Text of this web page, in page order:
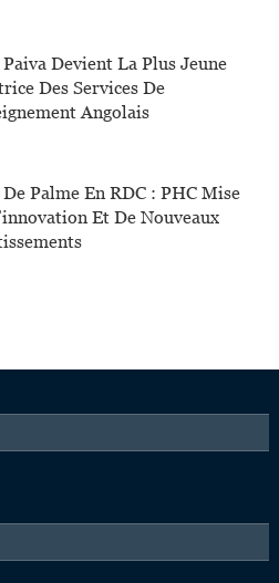
Devient La Plus Jeune
Des Services De
Angolais
Palme En RDC : PHC Mise
Et De Nouveaux